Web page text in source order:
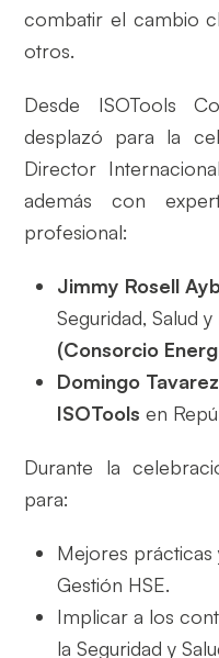
combatir el cambio
otros.
Desde ISOTools
desplazó para la
Director
además con
profesional:
Jimmy Rosell
Seguridad, Salud
(Consorcio
Domingo
ISOTools en
Durante la
para:
Mejores
Gestión HSE.
Implicar a los
la Seguridad y